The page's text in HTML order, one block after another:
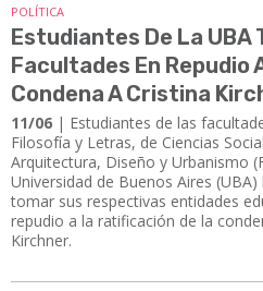
POLÍTICA
Estudiantes De La UBA
Facultades En Repudio
Condena A Cristina
11/06 | ​​​​​​​Estudiantes de las
Filosofía y Letras, de Ciencias
Arquitectura, Diseño y Urbanismo
Universidad de Buenos Aires (UBA)
tomar sus respectivas entidades
repudio a la ratificación de la
Kirchner.